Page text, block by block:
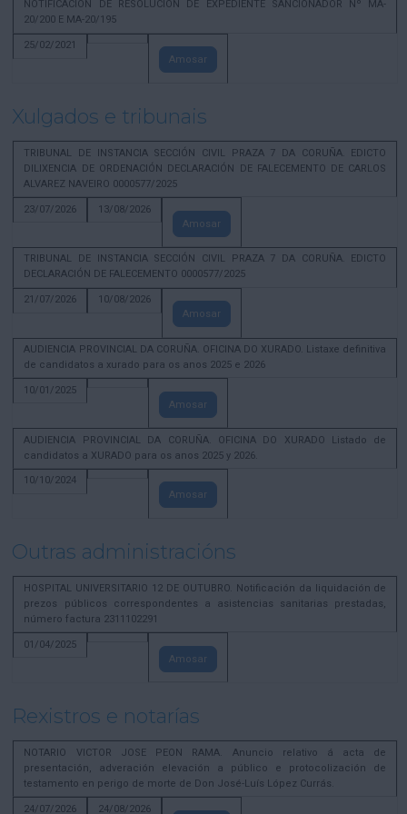
NOTIFICACION DE RESOLUCION DE EXPEDIENTE SANCIONADOR Nº MA-
20/200 E MA-20/195
25/02/2021
Amosar
Xulgados e tribunais
TRIBUNAL DE INSTANCIA SECCIÓN CIVIL PRAZA 7 DA CORUÑA. EDICTO
DILIXENCIA DE ORDENACIÓN DECLARACIÓN DE FALECEMENTO DE CARLOS
ALVAREZ NAVEIRO 0000577/2025
23/07/2026
13/08/2026
Amosar
TRIBUNAL DE INSTANCIA SECCIÓN CIVIL PRAZA 7 DA CORUÑA. EDICTO
DECLARACIÓN DE FALECEMENTO 0000577/2025
21/07/2026
10/08/2026
Amosar
AUDIENCIA PROVINCIAL DA CORUÑA. OFICINA DO XURADO. Listaxe definitiva
de candidatos a xurado para os anos 2025 e 2026
10/01/2025
Amosar
AUDIENCIA PROVINCIAL DA CORUÑA. OFICINA DO XURADO Listado de
candidatos a XURADO para os anos 2025 y 2026.
10/10/2024
Amosar
Outras administracións
HOSPITAL UNIVERSITARIO 12 DE OUTUBRO. Notificación da liquidación de
prezos públicos correspondentes a asistencias sanitarias prestadas,
número factura 2311102291
01/04/2025
Amosar
Rexistros e notarías
NOTARIO VICTOR JOSE PEON RAMA. Anuncio relativo á acta de
presentación, adveración elevación a público e protocolización de
testamento en perigo de morte de Don José-Luís López Currás.
24/07/2026
24/08/2026